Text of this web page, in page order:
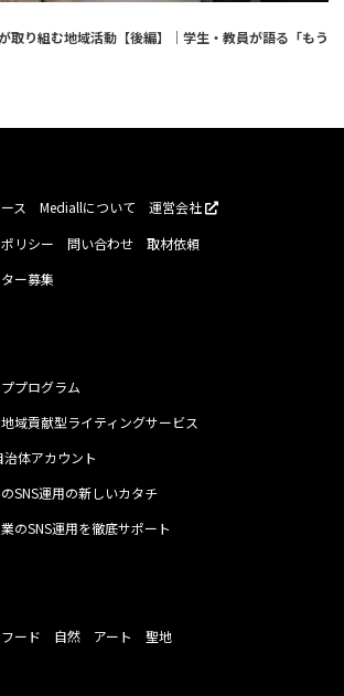
取り組む地域活動【後編】｜学生・教員が語る「もう
ス Mediallについて
運営会社
リシー
問い合わせ
取材依頼
ー募集
プログラム
域貢献型ライティングサービス
体アカウント
SNS運用の新しいカタチ
のSNS運用を徹底サポート
フード 自然 アート 聖地